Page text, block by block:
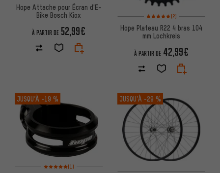
Hope Attache pour Écran d'E-
Bike Bosch Kiox
À PARTIR DE 52,99€
Note moyenne : 5 sur 5
(2)
Hope Plateau R22 4 bras 104
mm Lochkreis
À PARTIR DE 42,99€
JUSQU’À -19 %
Note moyenne : 5 sur 5 d'après 1 avis
(1)
JUSQU’À -29 %